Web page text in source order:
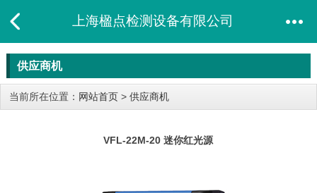
上海楹点检测设备有限公司
供应商机
当前所在位置： 网站首页 > 供应商机
VFL-22M-20 迷你红光源